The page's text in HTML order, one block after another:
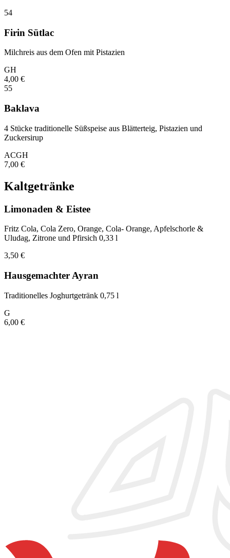
54
Firin Sütlac
Milchreis aus dem Ofen mit Pistazien
GH
4,00 €
55
Baklava
4 Stücke traditionelle Süßspeise aus Blätterteig, Pistazien und
Zuckersirup
ACGH
7,00 €
Kaltgetränke
Limonaden & Eistee
Fritz Cola, Cola Zero, Orange, Cola- Orange, Apfelschorle &
Uludag, Zitrone und Pfirsich 0,33 l
3,50 €
Hausgemachter Ayran
Traditionelles Joghurtgetränk 0,75 l
G
6,00 €